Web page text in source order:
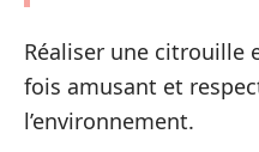
Réaliser une citrouille
fois amusant et
l’environnement.